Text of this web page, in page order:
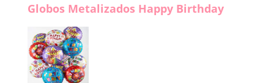
Globos Metalizados Happy Birthday